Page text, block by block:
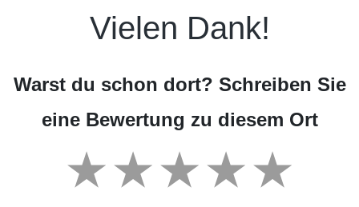
Vielen Dank!
Warst du schon dort? Schreiben Sie
eine Bewertung zu diesem Ort